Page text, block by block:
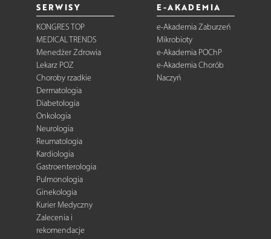
SERWISY
KONGRES TOP
MEDICAL TRENDS
Menedżer Zdrowia
Lekarz POZ
Choroby rzadkie
Dermatologia
Diabetologia
Onkologia
Neurologia
Reumatologia
Kardiologia
Gastroenterologia
Pulmonologia
Ginekologia
Kurier Medyczny
Zalecenia i
rekomendacje
E-AKADEMIA
e-Akademia Zaburzeń
Mikrobioty
e-Akademia POChP
e-Akademia Chorób
Naczyń